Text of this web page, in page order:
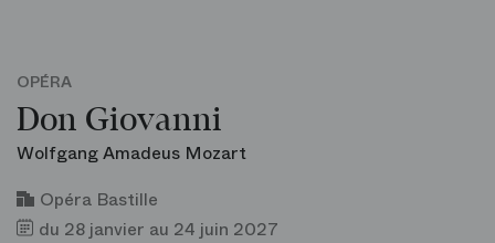
OPÉRA
Don Giovanni
Wolfgang Amadeus Mozart
Opéra Bastille
du 28 janvier au 24 juin 2027